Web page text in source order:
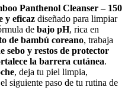
Panthenol Cleanser – 150
y eficaz diseñado para limpiar
de bajo pH, rica en
de bambú coreano, trabaja
sebo y restos de protector
la barrera cutánea.
, deja tu piel limpia,
siguiente paso de tu rutina de